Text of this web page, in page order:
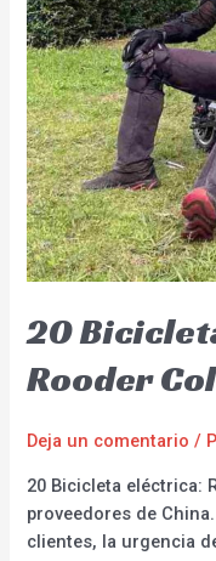
20
Rooder
Deja un comentario /
20 Bicicleta eléctrica:
proveedores de
clientes, la urgencia